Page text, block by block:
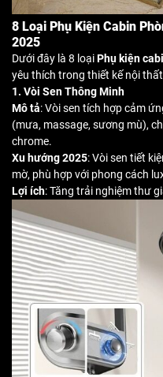
8 Loại Phụ Kiện Cabin
2025
Dưới đây là 8 loạiPhụ kiện
yêu thích trong thiết kế nội
1. Vòi Sen Thông Minh
Mô tả: Vòi sen tích hợp cảm
(mưa, massage, sương mù),
chrome.
Xu hướng 2025: Vòi sen tiết
mờ, phù hợp với phong cách
Lợi ích: Tăng trải nghiệm thư